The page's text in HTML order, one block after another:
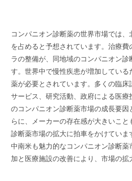
コンパニオン診断薬の世界市場では
を占めると予想されています。治療費
ラの整備が、同地域のコンパニオン診
す。世界中で慢性疾患が増加してい
薬が必要とされています。多くの臨
サービス、研究活動、政府による医
のコンパニオン診断薬市場の成長要因
らに、メーカーの存在感が大きいこ
診断薬市場の拡大に拍車をかけていま
中南米も魅力的なコンパニオン診断
加と医療施設の改善により、市場の拡